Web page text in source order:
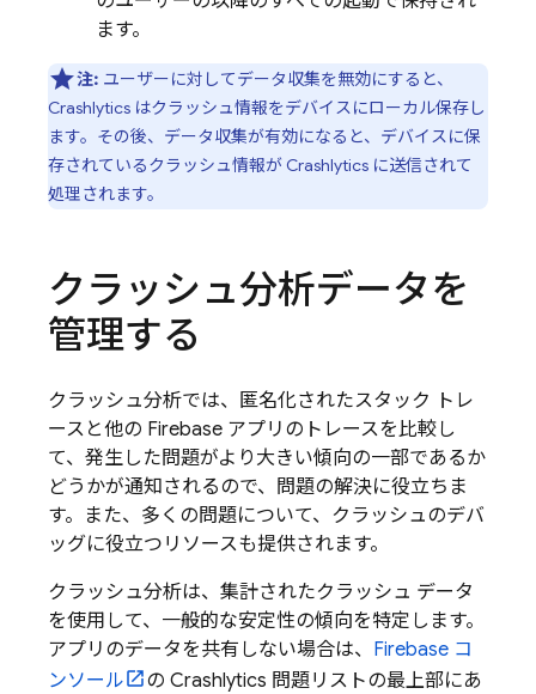
ます。
注: ユーザーに対してデータ収集を無効にすると、
Crashlytics はクラッシュ情報をデバイスにローカル保存し
ます。その後、データ収集が有効になると、デバイスに保
存されているクラッシュ情報が Crashlytics に送信されて
処理されます。
クラッシュ分析データを
管理する
クラッシュ分析では、匿名化されたスタック トレ
ースと他の Firebase アプリのトレースを比較し
て、発生した問題がより大きい傾向の一部であるか
どうかが通知されるので、問題の解決に役立ちま
す。また、多くの問題について、クラッシュのデバ
ッグに役立つリソースも提供されます。
クラッシュ分析は、集計されたクラッシュ データ
を使用して、一般的な安定性の傾向を特定します。
アプリのデータを共有しない場合は、 Firebase コ
ンソール
の Crashlytics 問題リストの最上部にあ